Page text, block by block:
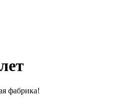
фабрика!